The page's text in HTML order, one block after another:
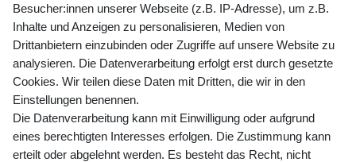
Preisangaben inkl. gesetzl. MwSt. und zzgl. Service- und
Versandkosten
Newsletter Anmeldung - Keine Angebote
mehr verpassen!
Besucher:innen unserer Webseite (z.B. IP-Adresse), um z.B.
Inhalte und Anzeigen zu personalisieren, Medien von
Drittanbietern einzubinden oder Zugriffe auf unsere Website zu
analysieren. Die Datenverarbeitung erfolgt erst durch gesetzte
Cookies. Wir teilen diese Daten mit Dritten, die wir in den
Einstellungen benennen.
Die Datenverarbeitung kann mit Einwilligung oder aufgrund
eines berechtigten Interesses erfolgen. Die Zustimmung kann
erteilt oder abgelehnt werden. Es besteht das Recht, nicht